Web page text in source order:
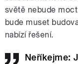
světě nebude
bude muset
nabízí řešení.
Neříkejme: